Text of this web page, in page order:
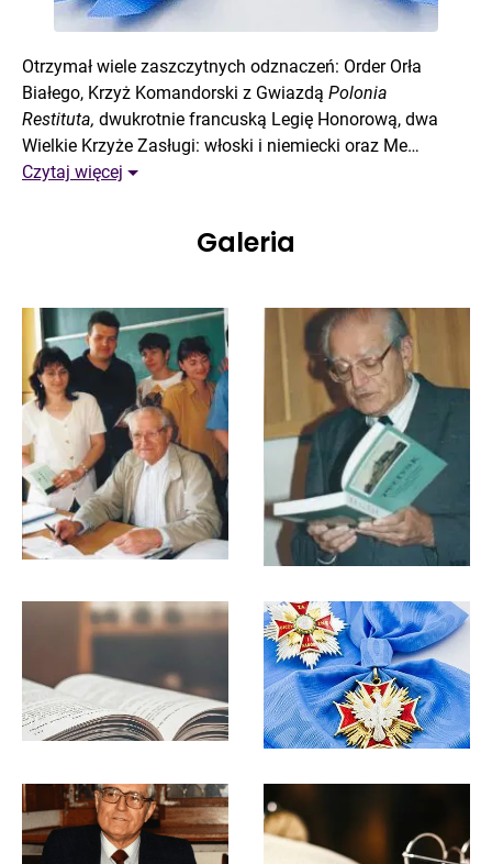
Otrzymał wiele zaszczytnych odznaczeń: Order Orła
Białego, Krzyż Komandorski z Gwiazdą Polonia
Restituta, dwukrotnie francuską Legię Honorową, dwa
Wielkie Krzyże Zasługi: włoski i niemiecki oraz Me…
Czytaj więcej
Galeria